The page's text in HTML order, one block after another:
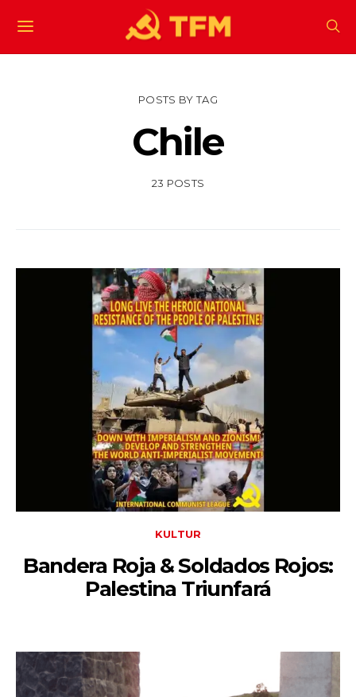
POSTS BY TAG
Chile
23 POSTS
KULTUR
Bandera Roja & Soldados Rojos:
Palestina Triunfará